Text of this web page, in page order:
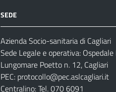
SEDE
Azienda Socio-sanitaria di Cagliari
Sede Legale e operativa:
Lungomare Poetto n. 12, Cagliari
PEC: protocollo@pec.aslcagliari.it
Centralino: Tel. 070 6091